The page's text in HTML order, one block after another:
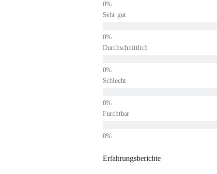
Sehr gut
Durchschnittlich
Schlecht
Furchtbar
Erfahrungsberichte